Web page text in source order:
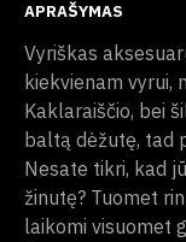
APRAŠYMAS
Vyriškas
kiekvienam vyrui,
Kaklaraiščio, bei
baltą dėžutę, tad
Nesate tikri, kad
žinutę? Tuomet
laikomi visuomet